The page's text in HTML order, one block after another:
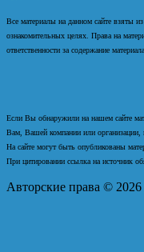
Все материалы на данном сайте взяты
ознакомительных целях. Права на
ответственности за содержание
Если Вы обнаружили на нашем сайте
Вам, Вашей компании или организации,
На сайте могут быть опубликованы
При цитировании ссылка на источник
Авторские права © 2026